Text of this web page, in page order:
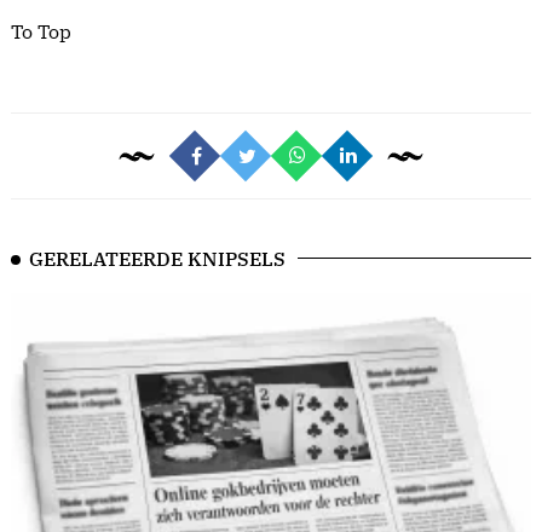
To Top
GERELATEERDE KNIPSELS